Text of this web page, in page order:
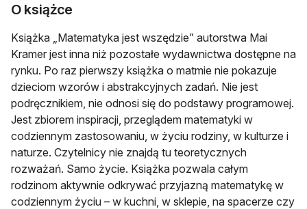
O książce
Książka „Matematyka jest wszędzie” autorstwa Mai
Kramer jest inna niż pozostałe wydawnictwa dostępne na
rynku. Po raz pierwszy książka o matmie nie pokazuje
dzieciom wzorów i abstrakcyjnych zadań. Nie jest
podręcznikiem, nie odnosi się do podstawy programowej.
Jest zbiorem inspiracji, przeglądem matematyki w
codziennym zastosowaniu, w życiu rodziny, w kulturze i
naturze. Czytelnicy nie znajdą tu teoretycznych
rozważań. Samo życie. Książka pozwala całym
rodzinom aktywnie odkrywać przyjazną matematykę w
codziennym życiu – w kuchni, w sklepie, na spacerze czy